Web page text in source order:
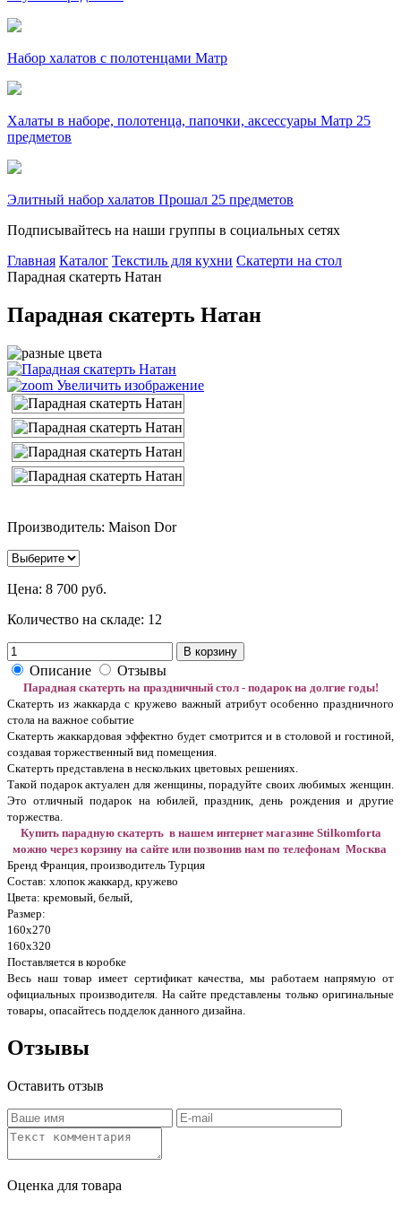
Набор халатов с полотенцами Матр
Халаты в наборе, полотенца, папочки, аксессуары Матр 25
предметов
Элитный набор халатов Прошал 25 предметов
Подписывайтесь на наши группы в социальных сетях
Главная Каталог Текстиль для кухни Скатерти на стол
Парадная скатерть Натан
Парадная скатерть Натан
Увеличить изображение
Производитель: Maison Dor
Цена: 8 700 руб.
Количество на складе: 12
В корзину
Описание Отзывы
Парадная скатерть на праздничный стол - подарок на долгие годы!
Скатерть из жаккарда с кружево важный атрибут особенно праздничного
стола на важное событие
Скатерть жаккардовая эффектно будет смотрится и в столовой и гостиной,
создавая торжественный вид помещения.
Скатерть представлена в нескольких цветовых решениях.
Такой подарок актуален для женщины, порадуйте своих любимых женщин.
Это отличный подарок на юбилей, праздник, день рождения и другие
торжества.
Купить парадную скатерть в нашем интернет магазине Stilkomforta
можно через корзину на сайте или позвонив нам по телефонам Москва
Бренд Франция, производитель Турция
Состав: хлопок жаккард, кружево
Цвета: кремовый, белый,
Размер:
160х270
160х320
Поставляется в коробке
Весь наш товар имеет сертификат качества, мы работаем напрямую от
официальных производителя. На сайте представлены только оригинальные
товары, опасайтесь подделок данного дизайна.
Отзывы
Оставить отзыв
Оценка для товара